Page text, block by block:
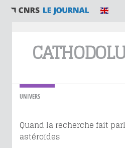
UNIVERS
Quand la recherche fait
astéroïdes